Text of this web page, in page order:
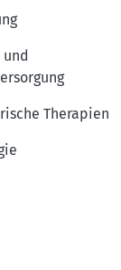
und
Therapien